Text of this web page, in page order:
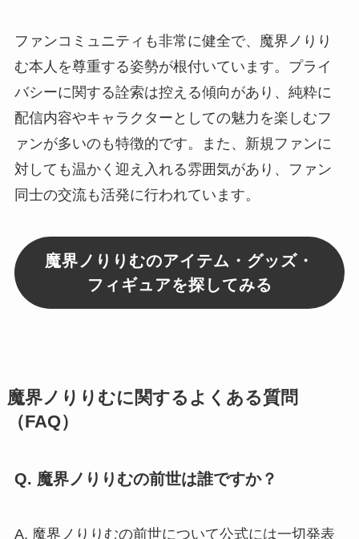
ファンコミュニティも非常に健全で、魔界ノりり
む本人を尊重する姿勢が根付いています。プライ
バシーに関する詮索は控える傾向があり、純粋に
配信内容やキャラクターとしての魅力を楽しむフ
ァンが多いのも特徴的です。また、新規ファンに
対しても温かく迎え入れる雰囲気があり、ファン
同士の交流も活発に行われています。
魔界ノりりむのアイテム・グッズ・
フィギュアを探してみる
魔界ノりりむに関するよくある質問
（FAQ）
Q. 魔界ノりりむの前世は誰ですか？
A. 魔界ノりりむの前世について公式には一切発表